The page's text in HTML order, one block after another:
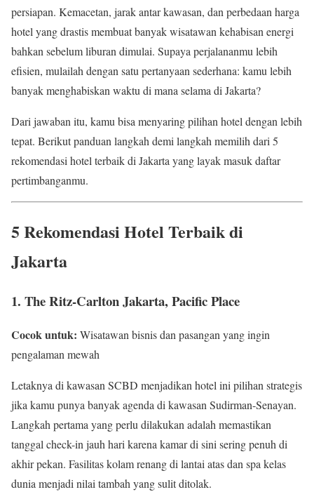
persiapan. Kemacetan, jarak antar kawasan, dan perbedaan harga
hotel yang drastis membuat banyak wisatawan kehabisan energi
bahkan sebelum liburan dimulai. Supaya perjalananmu lebih
efisien, mulailah dengan satu pertanyaan sederhana: kamu lebih
banyak menghabiskan waktu di mana selama di Jakarta?
Dari jawaban itu, kamu bisa menyaring pilihan hotel dengan lebih
tepat. Berikut panduan langkah demi langkah memilih dari 5
rekomendasi hotel terbaik di Jakarta yang layak masuk daftar
pertimbanganmu.
5 Rekomendasi Hotel Terbaik di
Jakarta
1. The Ritz-Carlton Jakarta, Pacific Place
Cocok untuk: Wisatawan bisnis dan pasangan yang ingin
pengalaman mewah
Letaknya di kawasan SCBD menjadikan hotel ini pilihan strategis
jika kamu punya banyak agenda di kawasan Sudirman-Senayan.
Langkah pertama yang perlu dilakukan adalah memastikan
tanggal check-in jauh hari karena kamar di sini sering penuh di
akhir pekan. Fasilitas kolam renang di lantai atas dan spa kelas
dunia menjadi nilai tambah yang sulit ditolak.